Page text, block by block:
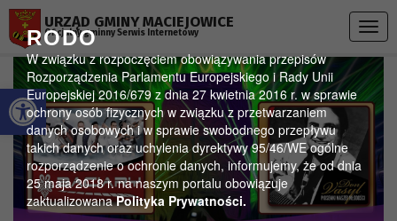
Otwórz pasek narzędzi
RODO
W związku z rozpoczęciem obowiązywania przepisów
Rozporządzenia Parlamentu Europejskiego i Rady Unii
Europejskiej 2016/679 z dnia 27 kwietnia 2016 r. w sprawie
ochrony osób fizycznych w związku z przetwarzaniem
danych osobowych i w sprawie swobodnego przepływu
takich danych oraz uchylenia dyrektywy 95/46/WE ogólne
rozporządzenie o ochronie danych, informujemy, że od dnia
25 maja 2018 r. na naszym portalu obowiązuje
zaktualizowanaPolityka Prywatności.
URZĄD GMINY MACIEJOWICE
Oficjalny gminny Serwis Internetowy